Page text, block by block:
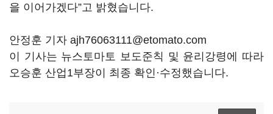
을 이어가겠다”고 밝혔습니다.
안정훈 기자 ajh76063111@etomato.com
이 기사는 뉴스토마토 보도준칙 및 윤리강령에 따라
오승훈 산업1부장이 최종 확인·수정했습니다.